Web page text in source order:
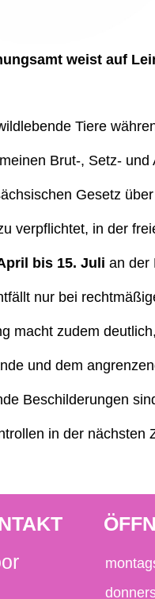
weist auf
Tiere
Brut-, Setz-
Gesetz
verpflichtet, in der
bis 15. Juli an der
nur bei
macht zudem
und dem
Beschilderungen
in der nächsten